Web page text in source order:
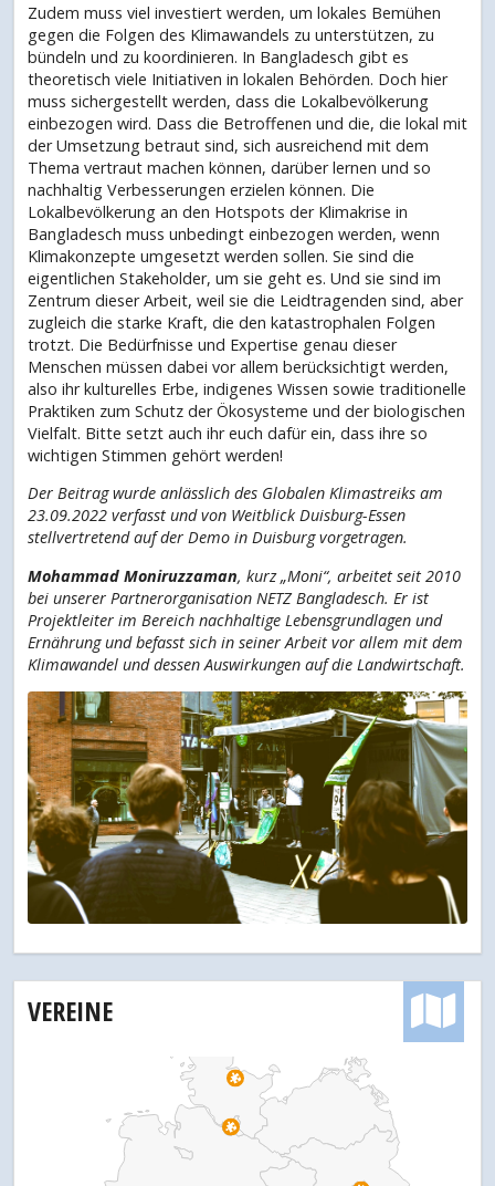
Zudem muss viel investiert werden, um lokales Bemühen
gegen die Folgen des Klimawandels zu unterstützen, zu
bündeln und zu koordinieren. In Bangladesch gibt es
theoretisch viele Initiativen in lokalen Behörden. Doch hier
muss sichergestellt werden, dass die Lokalbevölkerung
einbezogen wird. Dass die Betroffenen und die, die lokal mit
der Umsetzung betraut sind, sich ausreichend mit dem
Thema vertraut machen können, darüber lernen und so
nachhaltig Verbesserungen erzielen können. Die
Lokalbevölkerung an den Hotspots der Klimakrise in
Bangladesch muss unbedingt einbezogen werden, wenn
Klimakonzepte umgesetzt werden sollen. Sie sind die
eigentlichen Stakeholder, um sie geht es. Und sie sind im
Zentrum dieser Arbeit, weil sie die Leidtragenden sind, aber
zugleich die starke Kraft, die den katastrophalen Folgen
trotzt. Die Bedürfnisse und Expertise genau dieser
Menschen müssen dabei vor allem berücksichtigt werden,
also ihr kulturelles Erbe, indigenes Wissen sowie traditionelle
Praktiken zum Schutz der Ökosysteme und der biologischen
Vielfalt. Bitte setzt auch ihr euch dafür ein, dass ihre so
wichtigen Stimmen gehört werden!
Der Beitrag wurde anlässlich des Globalen Klimastreiks am
23.09.2022 verfasst und von Weitblick Duisburg-Essen
stellvertretend auf der Demo in Duisburg vorgetragen.
Mohammad Moniruzzaman, kurz „Moni“, arbeitet seit 2010
bei unserer Partnerorganisation NETZ Bangladesch. Er ist
Projektleiter im Bereich nachhaltige Lebensgrundlagen und
Ernährung und befasst sich in seiner Arbeit vor allem mit dem
Klimawandel und dessen Auswirkungen auf die Landwirtschaft.
VEREINE